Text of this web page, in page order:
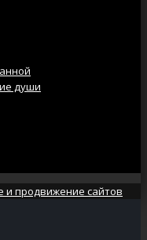
души
и продвижение сайтов